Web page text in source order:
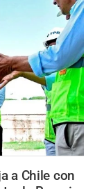
a Chile con